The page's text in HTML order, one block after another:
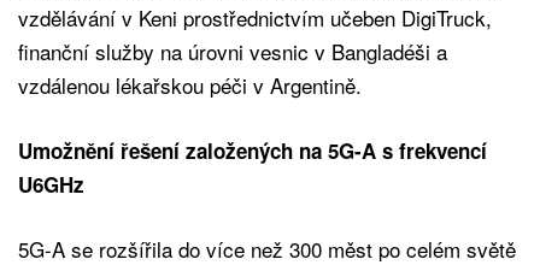
vzdělávání v Keni prostřednictvím učeben DigiTruck,
finanční služby na úrovni vesnic v Bangladéši a
vzdálenou lékařskou péči v Argentině.
Umožnění řešení založených na 5G-A s frekvencí
U6GHz
5G-A se rozšířila do více než 300 měst po celém světě